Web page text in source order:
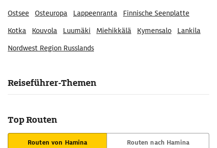
Ostsee Osteuropa Lappeenranta
Finnische Seenplatte
Kotka
Kouvola Luumäki Miehikkälä Kymensalo
Lankila
Nordwest Region Russlands
Reiseführer-Themen
Top Routen
Routen von Hamina Routen nach Hamina